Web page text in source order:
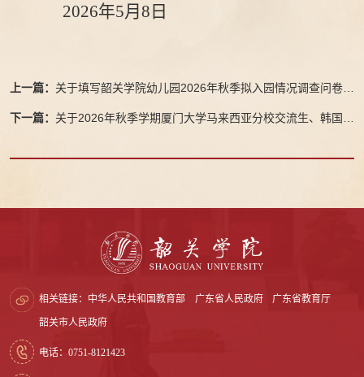
2026年5月8 日
上一篇： 关于填写韶关学院幼儿园2026年秋季拟入园情况调查问卷的
下一篇： 关于2026年秋季学期厦门大学马来西亚分校交流生、韩国南
相关链接： 中华人民共和国教育部 广东省人民政府 广东省教育厅
韶关市人民政府
电话：0751-8121423